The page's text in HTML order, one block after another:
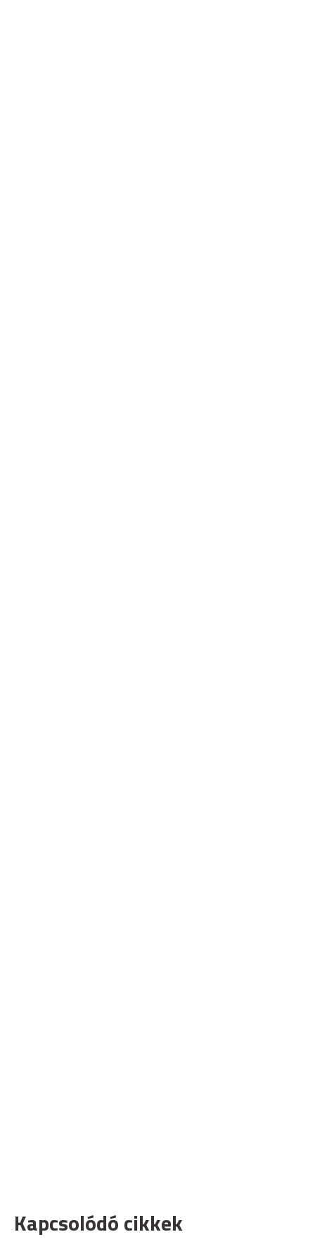
Kapcsolódó cikkek